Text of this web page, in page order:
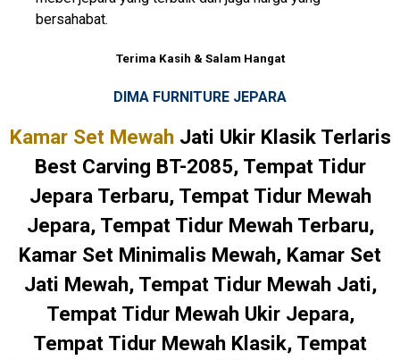
bersahabat.
Terima Kasih & Salam Hangat
DIMA FURNITURE JEPARA
Kamar Set MewahJati Ukir Klasik Terlaris
Best Carving BT-2085, Tempat Tidur
Jepara Terbaru, Tempat Tidur Mewah
Jepara, Tempat Tidur Mewah Terbaru,
Kamar Set Minimalis Mewah, Kamar Set
Jati Mewah, Tempat Tidur Mewah Jati,
Tempat Tidur Mewah Ukir Jepara,
Tempat Tidur Mewah Klasik, Tempat